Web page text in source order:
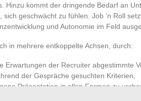
Hinzu kommt der dringende Bedarf an
geschwächt zu fühlen. Job ‘n Roll
und Autonomie im Feld
in mehrere entkoppelte Achsen, durch:
Erwartungen der Recruiter abgestimmte
der Gespräche gesuchten Kriterien,
Präsentation in allen Formen zu